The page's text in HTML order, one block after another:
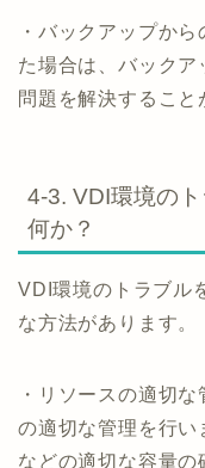
・バックアップか
た場合は、バック
問題を解決すること
4-3. VDI環境の
何か？
VDI環境のトラブル
な方法があります。
・リソースの適切
の適切な管理を行
などの適切な容量の